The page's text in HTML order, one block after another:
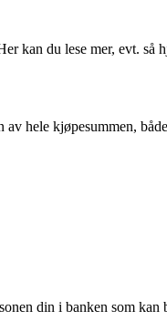
kan du lese mer, evt. så
hele kjøpesummen,
din i banken som